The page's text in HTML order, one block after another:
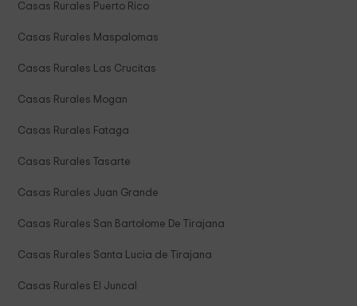
Casas Rurales Puerto Rico
Casas Rurales Maspalomas
Casas Rurales Las Crucitas
Casas Rurales Mogan
Casas Rurales Fataga
Casas Rurales Tasarte
Casas Rurales Juan Grande
Casas Rurales San Bartolome De Tirajana
Casas Rurales Santa Lucia de Tirajana
Casas Rurales El Juncal